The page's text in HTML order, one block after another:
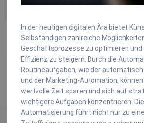
In der heutigen digitalen Ära bietet
Selbständigen zahlreiche
Geschäftsprozesse zu optimieren und
Effizienz zu steigern. Durch die
Routineaufgaben, wie der
und der Marketing-Automation,
wertvolle Zeit sparen und sich auf
wichtigere Aufgaben konzentrieren.
Automatisierung führt nicht nur zu